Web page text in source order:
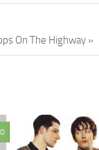
On The Highway »
0